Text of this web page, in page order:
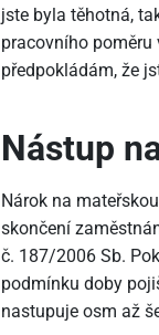
jste byla těhotná,
pracovního poměru
předpokládám, že
Nástup
Nárok na
skončení
č. 187/2006 Sb.
podmínku doby
nastupuje osm až